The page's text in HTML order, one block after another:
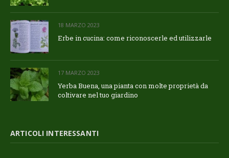
18 MARZO 2023
Erbe in cucina: come riconoscerle ed utilizzarle
17 MARZO 2023
Yerba Buena, una pianta con molte proprietà da
coltivare nel tuo giardino
ARTICOLI INTERESSANTI